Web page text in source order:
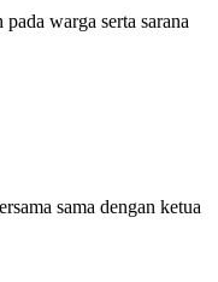
warga serta sarana
sama dengan ketua